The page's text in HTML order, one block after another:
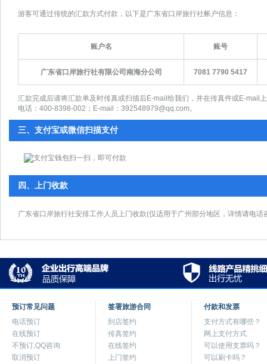
游客可通过传统的汇款方式付款，以下是广东省口岸旅行社帐户信息：
账户名 账号
广东省口岸旅行社有限公司南海分公司 7081 7790 5417
汇款完成后请将汇款单及时传真或扫描后E-mail给我们，并在传真件或E-mail
电话：400-8398-002；E-mail：392548979@qq.com。
三、支付宝或微信扫描支付
四、上门收款
广东省口岸旅行社安排工作人员上门收款(仅适用于广州部分地区，详情请电
预订常见问题
电话预订
在线预订
不预订,QQ咨询
取消预订
签署旅游合同
到店签约
传真签约
在线签约
上门签约
付款和发票
支付方式有哪些？
网上支付方式
可以使用支票吗？
可以刷卡吗？